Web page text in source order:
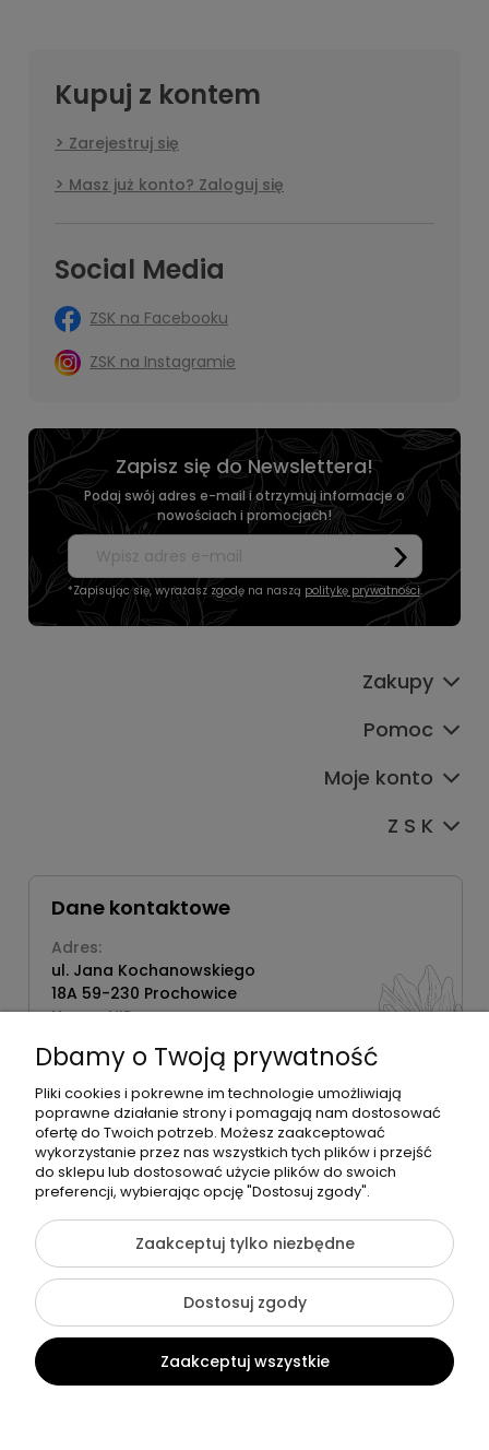
Kupuj z kontem
Zarejestruj się
Masz już konto? Zaloguj się
Social Media
ZSK na Facebooku
ZSK na Instagramie
Zapisz się do Newslettera!
Podaj swój adres e-mail i otrzymuj informacje o
nowościach i promocjach!
*Zapisując się, wyrażasz zgodę na naszą politykę prywatności.
Zakupy
Pomoc
Moje konto
Z S K
Dane kontaktowe
Adres:
ul. Jana Kochanowskiego
18A 59-230 Prochowice
Numer NIP:
Telefon:
518358020
©2026 Wszelkie Prawa Zastrzeżone | Zrób Sobie Krem
Szablon Flex byEcommercy
Pokaż pełną wersję strony
Sklep internetowy Shoper Premium
Dbamy o Twoją prywatność
Pliki cookies i pokrewne im technologie umożliwiają
poprawne działanie strony i pomagają nam dostosować
ofertę do Twoich potrzeb. Możesz zaakceptować
wykorzystanie przez nas wszystkich tych plików i przejść
do sklepu lub dostosować użycie plików do swoich
preferencji, wybierając opcję "Dostosuj zgody".
Zaakceptuj tylko niezbędne
Dostosuj zgody
Zaakceptuj wszystkie